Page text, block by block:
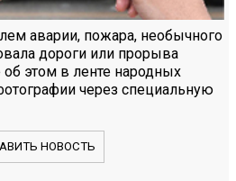
аварии, пожара, необычного
дороги или прорыва
об этом в ленте народных
через специальную
НОВОСТЬ